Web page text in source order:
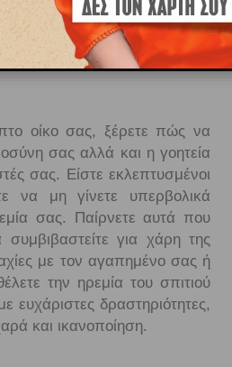
σας και βοηθήσετε με τις
και τελειομανείς στην
άτομο στην εργασία σας ή το
οίκο σας, ξέρετε πώς να
σας αλλά και η γοητεία
σας. Είστε εκλεπτυσμένοι
να μη γίνετε υπερβολικά
σας. Παίρνετε αυτά που
για χάρη της
με τον αγαπημένο σας ή
την ηρεμία του σπιτιού
ευχάριστες δραστηριότητες,
και ικανοποίηση.